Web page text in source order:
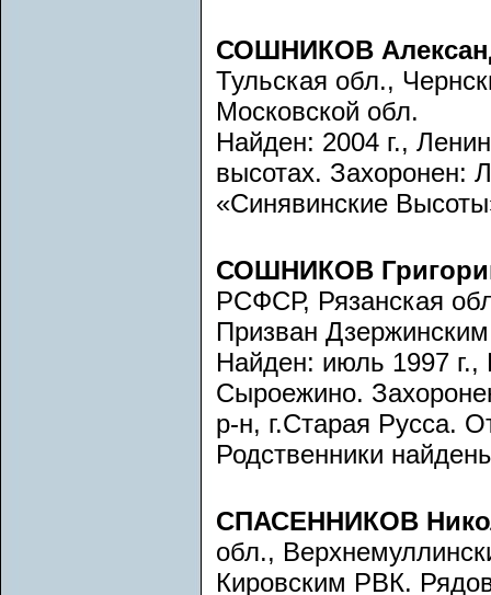
СОШНИКОВ
Тульская обл.,
Московской обл.
Найден: 2004 г.,
высотах. Захоронен:
«Синявинские
СОШНИКОВ
РСФСР, Рязанская
Призван
Найден: июль 1997 г.,
Сыроежино.
р-н, г.Старая Русса.
Родственники
СПАСЕННИКОВ
обл.,
Кировским РВК.